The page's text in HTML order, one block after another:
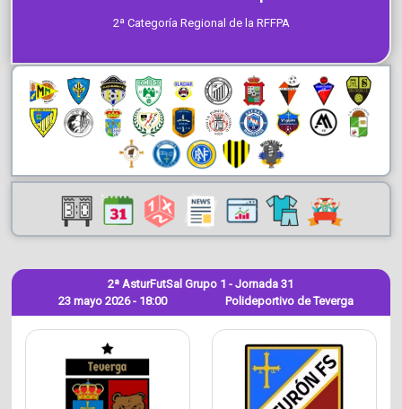
2ª Categoría Regional de la RFFPA
23 mayo 2026 - 18:00
2ª AsturFutSal Grupo 1 - Jornada 31
Polideportivo de Teverga